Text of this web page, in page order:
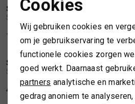
SPORTKLEDING
TASSEN
TOPS EN SHIRTS
/2
SOFIE SCHNOOR
109,99
/2
NIEUW
SOFIE SCHNOOR
Sofie Schnoor Ulrikke Top
49,99
1
Noodzakelijke cookies
Analytische cookies
Marketing cookies
Cookies
Wij gebruiken cookies en
om je gebruikservaring te
functionele cookies zorgen
goed werkt. Daarnaast
partners analytische en
gedrag anoniem te